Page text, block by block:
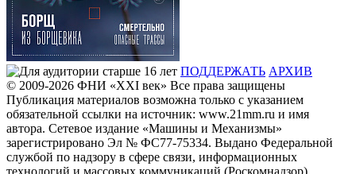
ПОДДЕРЖАТЬ АРХИВ
© 2009-2026 ФHИ «XXI век» Все права защищены
Публикация материалов возможна только с указанием
обязательной ссылки на источник: www.21mm.ru и имя
автора. Сетевое издание «Машины и Механизмы»
зарегистрировано Эл № ФС77-75334. Выдано Федеральной
службой по надзору в сфере связи, информационных
технологий и массовых коммуникаций (Роскомнадзор).